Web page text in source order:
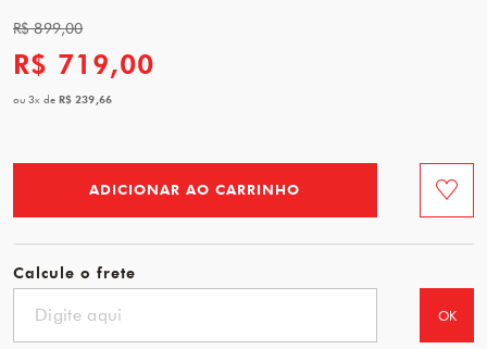
R$ 899,00
R$ 719,00
ou3x de R$ 239,66
ADICIONAR AO CARRINHO
Calcule o frete
OK